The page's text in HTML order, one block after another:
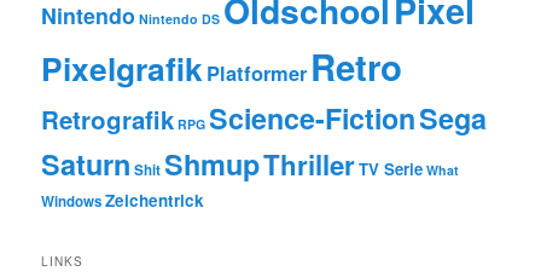
Nintendo Nintendo DS OldschoolPixel
PixelgrafikPlatformer Retro
Retrografik RPG Science-FictionSega
Saturn ShitShmupThrillerTV Serie What
WindowsZeichentrick
LINKS